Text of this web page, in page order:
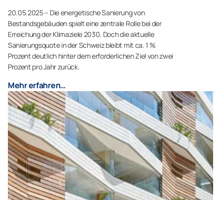
20.05.2025 – Die energetische Sanierung von
Bestandsgebäuden spielt eine zentrale Rolle bei der
Erreichung der Klimaziele 2030. Doch die aktuelle
Sanierungsquote in der Schweiz bleibt mit ca. 1 %
Prozent deutlich hinter dem erforderlichen Ziel von zwei
Prozent pro Jahr zurück.
Mehr erfahren…